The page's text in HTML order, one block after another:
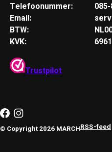
Telefoonummer:
Email:
BTW:
KVK:
Trustpilot
© Copyright 2026 MARCHRSS-feed